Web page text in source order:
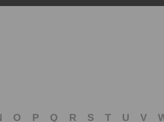
O P Q R S T U V